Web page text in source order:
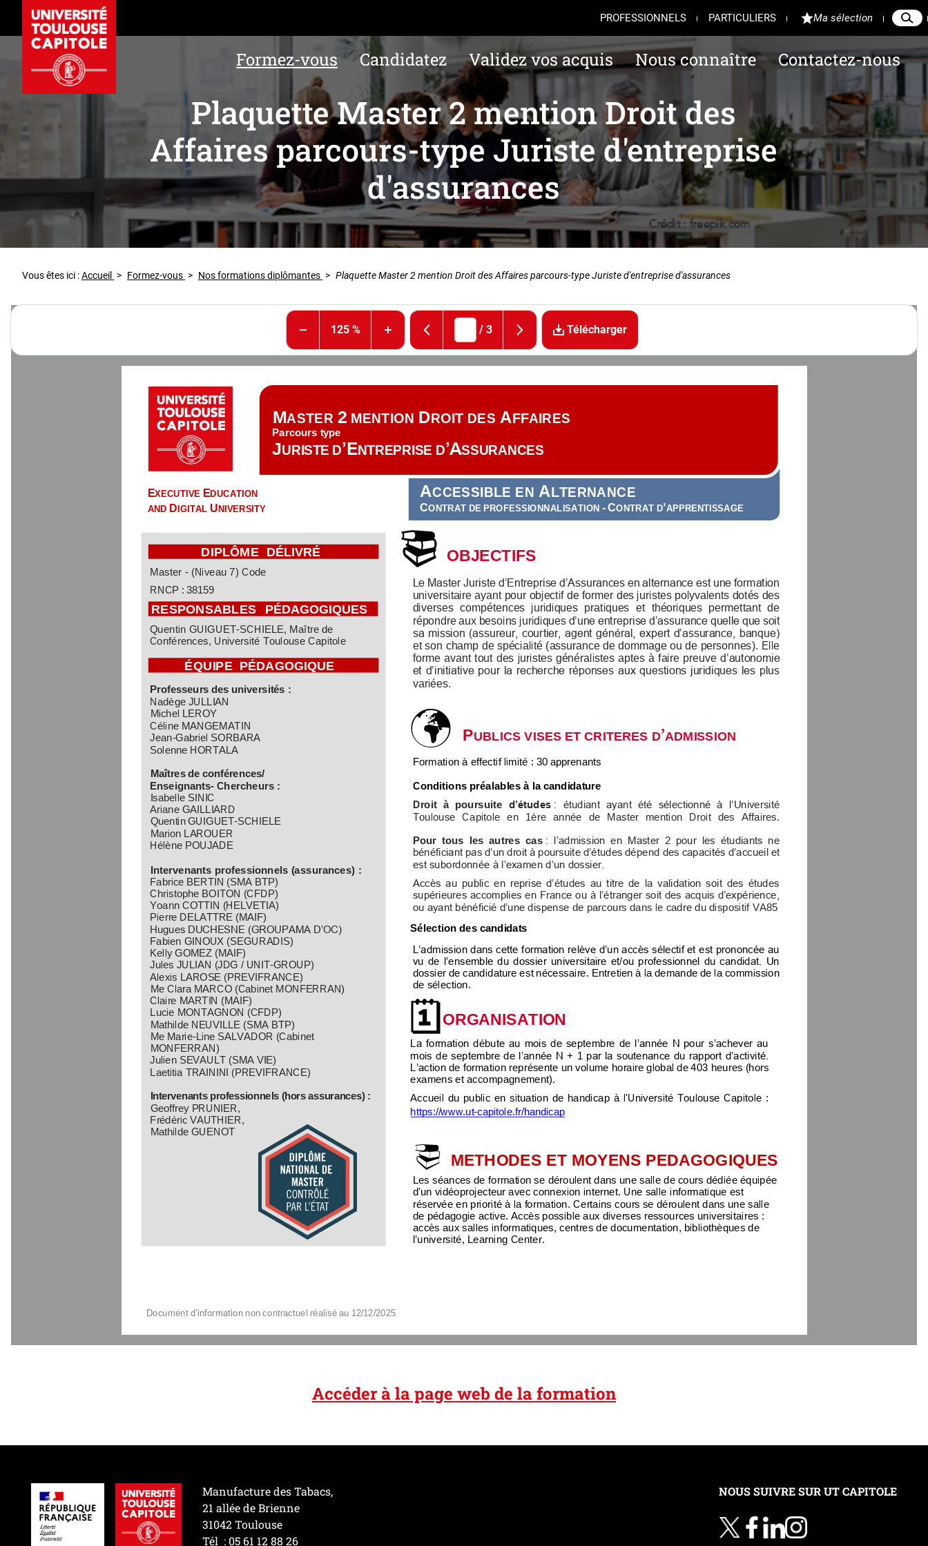
PROFESSIONNELS PARTICULIERS Ma sélection
Formez-vous Candidatez Validez vos acquis Nous connaître Contactez-nous
Plaquette Master 2 mention Droit des
Affaires parcours-type Juriste d'entreprise
d'assurances
Vous êtes ici :Accueil > Formez-vous > Nos formations diplômantes > Plaquette Master 2 mention Droit des Affaires parcours-type Juriste d'entreprise d'assurances
125 % /3 Télécharger
Document d’information non contractuel réalisé au 12/12/2025
EXECUTIVE EDUCATION
AND DIGITAL UNIVERSITY
 OBJECTIFS
Le Master Juriste d’Entreprise d’Assurances en alternance est une formation
universitaire ayant pour objectif de former des juristes polyvalents dotés des
diverses  compétences  juridiques  pratiques  et  théoriques  permettant  de
répondre aux besoins juridiques d’une entreprise d’assurance quelle que soit
sa mission (assureur, courtier, agent général, expert d’assurance, banque)
et son champ de spécialité (assurance de dommage ou de personnes). Elle
forme avant tout des juristes généralistes aptes à faire preuve d’autonomie
et d’initiative pour la recherche réponses aux questions juridiques les plus
variées.
 PUBLICS VISES ET CRITERES D’ADMISSION
Formation à effectif limité : 30 apprenants
Conditions préalables à la candidature
Droit  à  poursuite d’études :  étudiant  ayant  été  sélectionné  à  l’Université
Toulouse  Capitole  en  1ère  année  de  Master  mention  Droit  des  Affaires.
Pour  tous  les  autres  cas :  l’admission  en  Master  2  pour  les  étudiants  ne
bénéficiant pas d’un droit à poursuite d’études dépend des capacités d’accueil et
est subordonnée à l’examen d’un dossier.
Accès au public en reprise d’études au titre de la validation soit des études
supérieures accomplies en France ou à l’étranger soit des acquis d’expérience,
ou ayant bénéficié d’une dispense de parcours dans le cadre du dispositif VA85
Sélection des candidats
L’admission dans cette formation relève d’un accès sélectif et est prononcée au
vu de l’ensemble du dossier universitaire et/ou professionnel du candidat. Un
dossier de candidature est nécessaire. Entretien à la demande de la commission
de sélection.
ORGANISATION
La formation débute au mois de septembre de l’année N pour s’achever au
mois de septembre de l’année N + 1 par la soutenance du rapport d’activité.
L’action de formation représente un volume horaire global de 403 heures (hors
examens et accompagnement).
Accueil  du  public  en  situation  de  handicap  à  l'Université  Toulouse  Capitole  :
https://www.ut-capitole.fr/handicap
 METHODES ET MOYENS PEDAGOGIQUES
Les séances de formation se déroulent dans une salle de cours dédiée équipée
d'un vidéoprojecteur avec connexion internet. Une salle informatique est
réservée en priorité à la formation. Certains cours se déroulent dans une salle
de pédagogie active. Accès possible aux diverses ressources universitaires :
accès aux salles informatiques, centres de documentation, bibliothèques de
l’université, Learning Center.
DIPLÔME DÉLIVRÉ
Master - (Niveau 7) Code
RNCP : 38159
RESPONSABLES PÉDAGOGIQUES
Quentin GUIGUET-SCHIELE, Maître de
Conférences, Université Toulouse Capitole
ÉQUIPE PÉDAGOGIQUE
Professeurs des universités :
Nadège JULLIAN
Michel LEROY
Céline MANGEMATIN
Jean-Gabriel SORBARA
Solenne HORTALA
Maîtresde conférences/
Enseignants- Chercheurs :
Isabelle SINIC
Ariane GAILLIARD
QuentinGUIGUET-SCHIELE
Marion LAROUER
Hélène POUJADE
Intervenants professionnels (assurances) :
Fabrice BERTIN (SMA BTP)
Christophe BOITON (CFDP)
Yoann COTTIN (HELVETIA)
Pierre DELATTRE (MAIF)
Hugues DUCHESNE (GROUPAMA D’OC)
Fabien GINOUX (SEGURADIS)
Kelly GOMEZ (MAIF)
Jules JULIAN (JDG / UNIT-GROUP)
Alexis LAROSE (PREVIFRANCE)
Me Clara MARCO (Cabinet MONFERRAN)
Claire MARTIN (MAIF)
Lucie MONTAGNON (CFDP)
Mathilde NEUVILLE (SMA BTP)
Me Marie-Line SALVADOR (Cabinet
MONFERRAN)
Julien SEVAULT (SMA VIE)
Laetitia TRAININI (PREVIFRANCE)
Intervenants professionnels (hors assurances) :
Geoffrey PRUNIER,
Frédéric VAUTHIER,
Mathilde GUENOT
 
ACCESSIBLE EN ALTERNANCE
CONTRAT DE PROFESSIONNALISATION -CONTRAT D’APPRENTISSAGE
MASTER 2 MENTION DROIT DES AFFAIRES
Parcours type
JURISTE D’ENTREPRISE D’ASSURANCES
Accéder à la page web de la formation
Manufacture des Tabacs,
21 allée de Brienne
31042 Toulouse
Tél : 05 61 12 88 26
NOUS SUIVRE SUR UT CAPITOLE